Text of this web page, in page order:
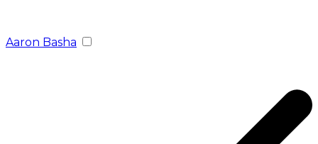
Aaron Basha